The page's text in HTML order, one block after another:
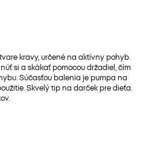
kravy, určené na aktívny pohyb.
si a skákať pomocou držadiel, čím
Súčasťou balenia je pumpa na
Skvelý tip na darček pre dieťa.